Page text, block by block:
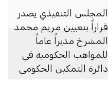
المجلس التنفيذي يصدر
قراراً بتعيين مريم محمد
المشرخ مديراً عاماً
للمواهب الحكومية في
دائرة التمكين الحكومي